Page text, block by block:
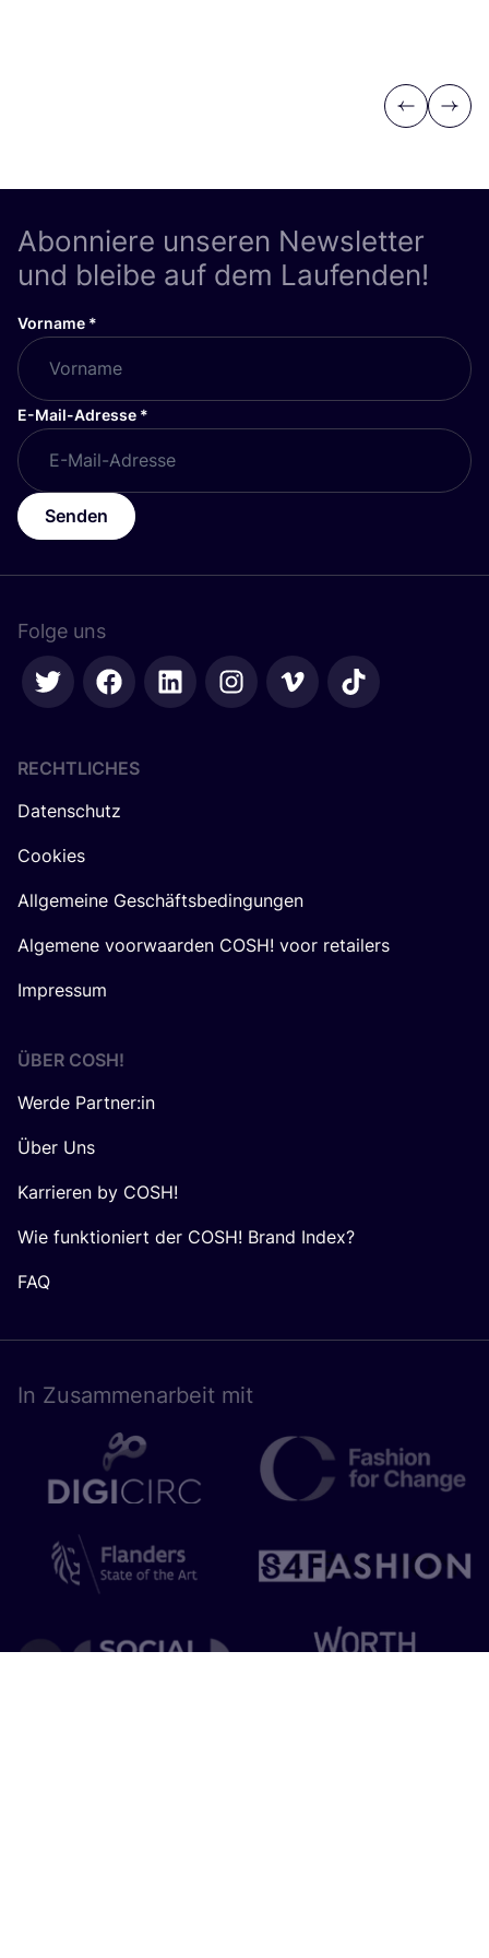
Previous
Next
Abonniere unseren Newsletter
und bleibe auf dem Laufenden!
Vorname *
E-Mail-Adresse *
Senden
Folge uns
RECHTLICHES
Datenschutz
Cookies
Allgemeine Geschäftsbedingungen
Algemene voorwaarden COSH! voor retailers
Impressum
ÜBER COSH!
Werde Partner:in
Über Uns
Karrieren by COSH!
Wie funktioniert der COSH! Brand Index?
FAQ
In Zusam­men­ar­beit mit